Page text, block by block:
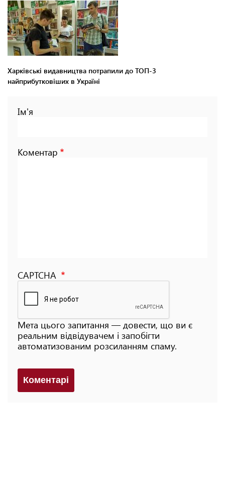
Харківські видавництва потрапили до ТОП-3
найприбутковіших в Україні
Ім'я
Коментар
CAPTCHA
Мета цього запитання — довести, що ви є
реальним відвідувачем і запобігти
автоматизованим розсиланням спаму.
Коментарi